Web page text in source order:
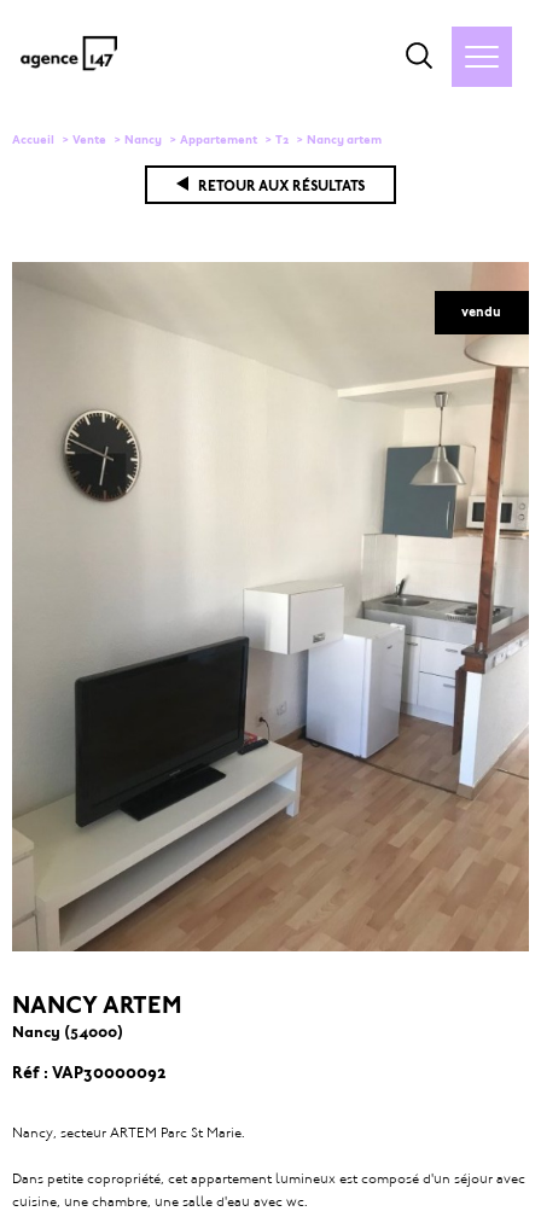
Accueil Vente Nancy Appartement T2 Nancy artem
RETOUR AUX RÉSULTATS
vendu
NANCY ARTEM
Nancy (54000)
Réf : VAP30000092
Nancy, secteur ARTEM Parc St Marie.
Dans petite copropriété, cet appartement lumineux est composé d'un séjour avec
cuisine, une chambre, une salle d'eau avec wc.